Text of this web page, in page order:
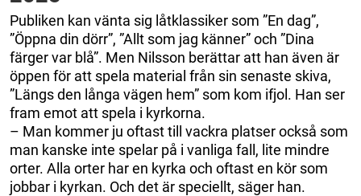
Publiken kan vänta sig låtklassiker som ”En dag”,
”Öppna din dörr”, ”Allt som jag känner” och ”Dina
färger var blå”. Men Nilsson berättar att han även är
öppen för att spela material från sin senaste skiva,
”Längs den långa vägen hem” som kom ifjol. Han ser
fram emot att spela i kyrkorna.
– Man kommer ju oftast till vackra platser också som
man kanske inte spelar på i vanliga fall, lite mindre
orter. Alla orter har en kyrka och oftast en kör som
jobbar i kyrkan. Och det är speciellt, säger han.